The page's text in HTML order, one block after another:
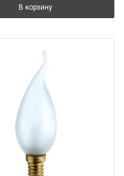
В корзину